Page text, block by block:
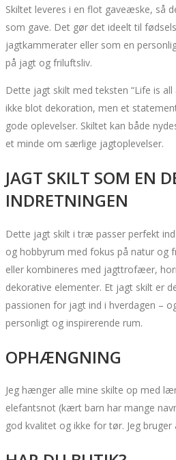
Skiltet leveres i en flot gaveæske, så
som gave. Det gør det ideelt til
jagtkammerater eller som en
på jagt og friluftsliv.
Dette jagt skilt med teksten “Life is
ikke blot dekoration, men et
gode oplevelser. Skiltet kan både
et minde om særlige jagtoplevelser.
JAGT SKILT SOM EN
INDRETNINGEN
Dette jagt skilt i træ passer perfekt
og hobbyrum med fokus på natur og
eller kombineres med jagttrofæer,
dekorative elementer. Et jagt skilt er
passionen for jagt ind i hverdagen –
personligt og inspirerende rum.
OPHÆNGNING
Jeg hænger alle mine skilte op med
elefantsnot (kært barn har mange
god kvalitet og ikke for tør. Jeg